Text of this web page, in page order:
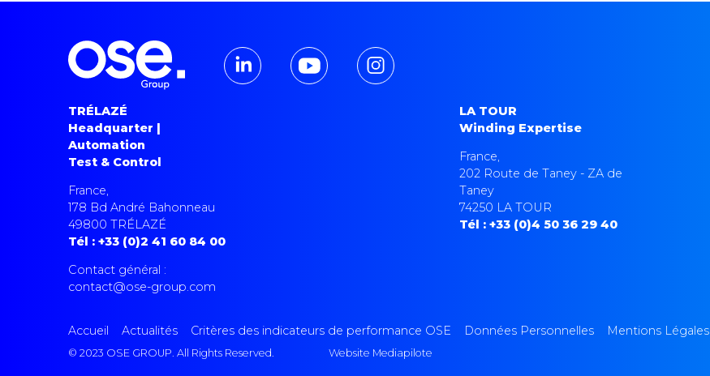
TRÉLAZÉ
Headquarter |
Automation
Test & Control
France,
178 Bd André Bahonneau
49800 TRÉLAZÉ
Tél : +33 (0)2 41 60 84 00
Contact général :
contact@ose-group.com
LA TOUR
Winding Expertise
France,
202 Route de Taney - ZA de
Taney
74250 LA TOUR
Tél : +33 (0)4 50 36 29 40
Accueil Actualités Critères des indicateurs de performance OSE Données Personnelles Mentions Légales
© 2023 OSE GROUP. All Rights Reserved. Website Mediapilote